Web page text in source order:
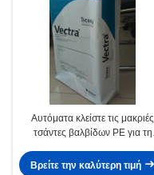
Αυτόματα κλείστε τις μακριές
τσάντες βαλβίδων PE για τη
25kg 50kg
Βρείτε την καλύτερη τιμή